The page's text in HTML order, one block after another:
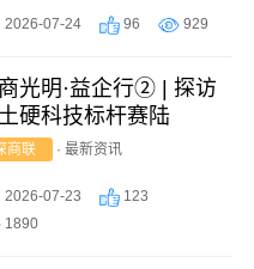
2026-07-24 96 929
光明·益企行② | 探访
硬科技标杆赛陆
商联 ·最新资讯
2026-07-23
123
1890